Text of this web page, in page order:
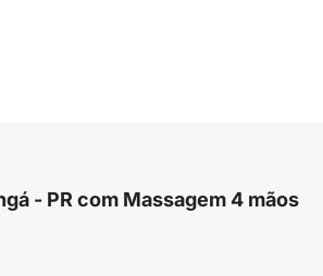
- PR com Massagem 4 mãos